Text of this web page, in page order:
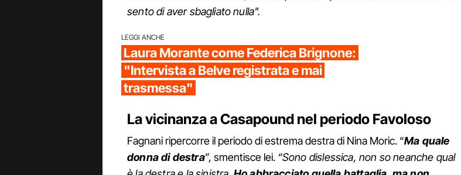
sento di aver sbagliato nulla".
LEGGI ANCHE
Laura Morante come Federica Brignone:
"Intervista a Belve registrata e mai
trasmessa"
La vicinanza a Casapound nel periodo Favoloso
Fagnani ripercorre il periodo di estrema destra di Nina Moric. “Ma quale
donna di destra”, smentisce lei. “Sono dislessica, non so neanche qual